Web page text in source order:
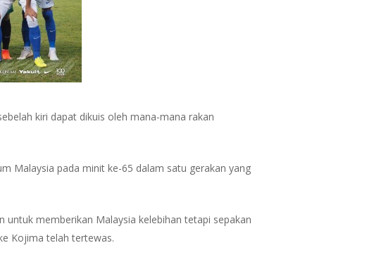
kiri dapat dikuis oleh mana-mana rakan
Malaysia pada minit ke-65 dalam satu gerakan yang
untuk memberikan Malaysia kelebihan tetapi sepakan
Kojima telah tertewas.